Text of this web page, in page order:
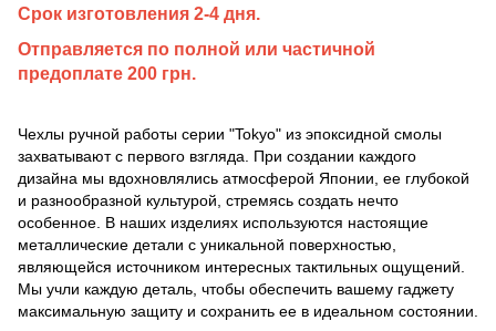
Срок изготовления 2-4 дня.
Отправляется по полной или частичной
предоплате 200 грн.
Чехлы ручной работы серии "Tokyo" из эпоксидной смолы
захватывают с первого взгляда. При создании каждого
дизайна мы вдохновлялись атмосферой Японии, ее глубокой
и разнообразной культурой, стремясь создать нечто
особенное. В наших изделиях используются настоящие
металлические детали с уникальной поверхностью,
являющейся источником интересных тактильных ощущений.
Мы учли каждую деталь, чтобы обеспечить вашему гаджету
максимальную защиту и сохранить ее в идеальном состоянии.